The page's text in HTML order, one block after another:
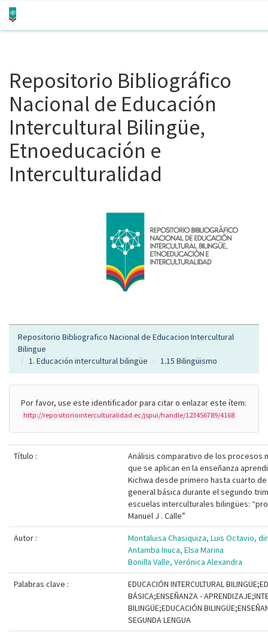
Repositorio Bibliográfico
Nacional de Educación
Intercultural Bilingüe,
Etnoeducación e
Interculturalidad
Repositorio Bibliografico Nacional de Educacion Intercultural
Bilingue
1. Educación intercultural bilingüe
1.15 Bilingüismo
Por favor, use este identificador para citar o enlazar este ítem:
http://repositoriointerculturalidad.ec/jspui/handle/123456789/4168
Título :
Análisis comparativo de los procesos
que se aplican en la enseñanza
Kichwa desde primero hasta cuarto
general básica durante el segundo
escuelas interculturales bilingües:
Manuel J . Calle”
Autor :
Montaluisa Chasiquiza, Luis Octavio,
Antamba Inuca, Elsa Marina
Bonilla Valle, Verónica Alexandra
Palabras clave :
EDUCACIÓN INTERCULTURAL
BÁSICA;ENSEÑANZA -
BILINGÜE;EDUCACIÓN
SEGUNDA LENGUA